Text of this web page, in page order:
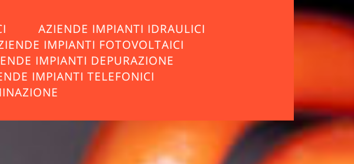
AZIENDE IMPIANTI IDRAULICI
IMPIANTI FOTOVOLTAICI
IMPIANTI DEPURAZIONE
IMPIANTI TELEFONICI